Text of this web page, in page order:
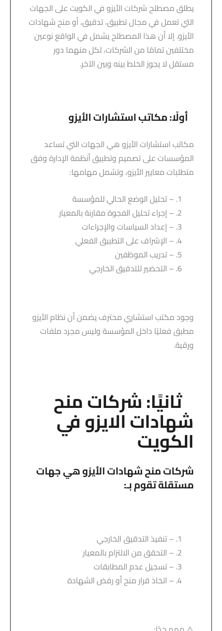
يطلق مصطلح شركات الأيزو في الكويت على الجهات
التي تعمل في مجال تطبيق، تدقيق، أو منح شهادات
الأيزو. إلا أن هذا المصطلح يشمل في الواقع نوعين
مختلفين تمامًا من الشركات، لكل منهما دور
مستقل لا يجوز الخلط بينه وبين الآخر.
أولًا: مكاتب استشارات الأيزو
مكاتب استشارات الأيزو هي الجهات التي تساعد
المؤسسات على تصميم وتطبيق أنظمة الإدارة وفق
متطلبات معايير الأيزو، وتشمل مهامها:
– تحليل الوضع الحالي للمؤسسة
– إجراء تحليل الفجوة مقارنة بالمعيار
– إعداد السياسات والإجراءات
– الإشراف على التطبيق الفعلي
– تدريب الموظفين
– التحضير للتدقيق الخارجي
وجود مكتب استشاري محترف يضمن أن نظام الأيزو
مطبق فعليًا داخل المؤسسة وليس مجرد ملفات
ورقية.
ثانيًا: شركات منح
شهادات الايزو في
الكويت
شركات منح شهادات الأيزو هي جهات
مستقلة تقوم بـ:
– تنفيذ التدقيق الخارجي
– التحقق من الالتزام بالمعيار
– تسجيل عدم المطابقات
– اتخاذ قرار منح أو رفض الشهادة